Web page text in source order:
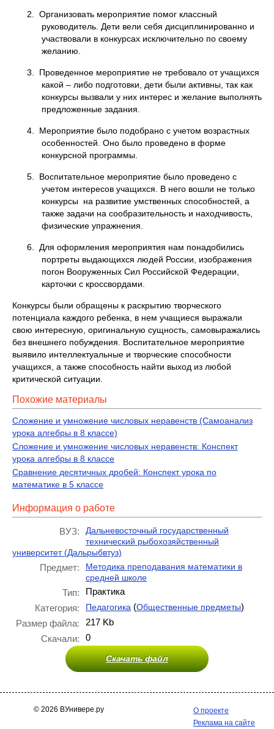
2. Организовать мероприятие помог классный
руководитель. Дети вели себя дисциплинированно и
участвовали в конкурсах исключительно по своему
желанию.
3. Проведенное мероприятие не требовало от учащихся
какой – либо подготовки, дети были активны, так как
конкурсы вызвали у них интерес и желание выполнять
предложенные задания.
4. Мероприятие было подобрано с учетом возрастных
особенностей. Оно было проведено в форме
конкурсной программы.
5. Воспитательное мероприятие было проведено с
учетом интересов учащихся. В него вошли не только
конкурсы на развитие умственных способностей, а
также задачи на сообразительность и находчивость,
физические упражнения.
6. Для оформления мероприятия нам понадобились
портреты выдающихся людей России, изображения
погон Вооруженных Сил Российской Федерации,
карточки с кроссвордами.
Конкурсы были обращены к раскрытию творческого
потенциала каждого ребенка, в нем учащиеся выражали
свою интересную, оригинальную сущность, самовыражались
без внешнего побуждения. Воспитательное мероприятие
выявило интеллектуальные и творческие способности
учащихся, а также способность найти выход из любой
критической ситуации.
Похожие материалы
Сложение и умножение числовых неравенств (Самоанализ
урока алгебры в 8 классе)
Сложение и умножение числовых неравенств: Конспект
урока алгебры в 8 классе
Сравнение десятичных дробей: Конспект урока по
математике в 5 классе
Информация о работе
ВУЗ:
Дальневосточный государственный
технический рыбохозяйственный
университет (Дальрыбвтуз)
Предмет:
Методика преподавания математики в
средней школе
Тип:
Практика
Категория:
Педагогика (Общественные предметы)
Размер файла:
217 Kb
Скачали:
0
Скачать файл
© 2026 ВУнивере.ру
О проекте
Реклама на сайте